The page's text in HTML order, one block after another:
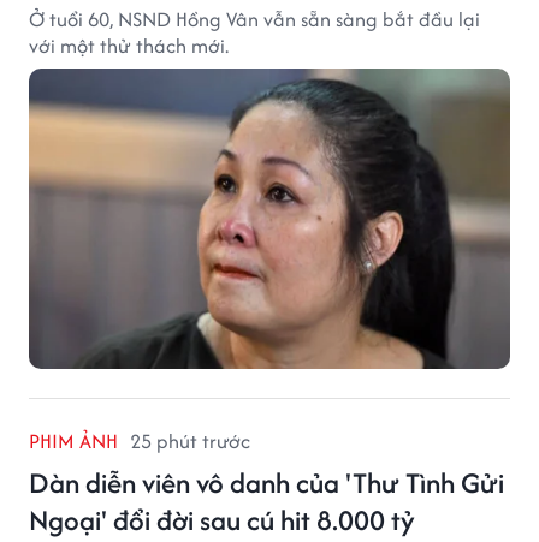
Ở tuổi 60, NSND Hồng Vân vẫn sẵn sàng bắt đầu lại
với một thử thách mới.
PHIM ẢNH 25 phút trước
Dàn diễn viên vô danh của 'Thư Tình Gửi
Ngoại' đổi đời sau cú hit 8.000 tỷ